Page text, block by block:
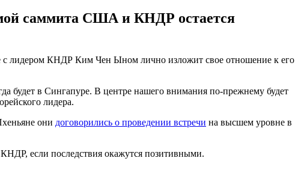
саммита США и КНДР остается
с лидером КНДР Ким Чен Ыном лично изложит свое отношение к его
будет в Сингапуре. В центре нашего внимания по-прежнему будет
лидера.
они договорились о проведении встречи на высшем уровне в
если последствия окажутся позитивными.